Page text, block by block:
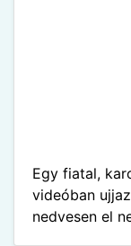
Egy fiatal,
videóban
nedvesen el